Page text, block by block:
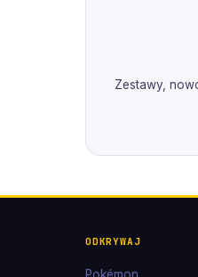
Zestawy,
ODKRYWAJ